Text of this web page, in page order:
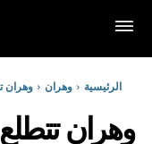
الرئيسية وهران